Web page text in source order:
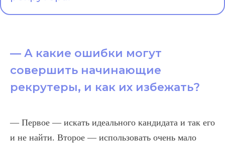
— А какие ошибки могут
совершить начинающие
рекрутеры, и как их избежать?
— Первое — искать идеального кандидата и так его
и не найти. Второе — использовать очень мало